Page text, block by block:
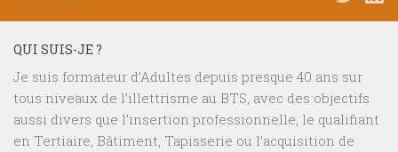
QUI SUIS-JE ?
Je suis formateur d’Adultes depuis presque 40 ans sur
tous niveaux de l’illettrisme au BTS, avec des objectifs
aussi divers que l’insertion professionnelle, le qualifiant
en Tertiaire, Bâtiment, Tapisserie ou l’acquisition de